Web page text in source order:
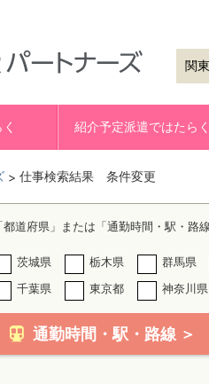
紹介予定派遣ではたらく
> 仕事検索結果 条件変更
都道府県」または「通勤時間・駅・路
茨城県 栃木県 群馬県
千葉県
東京都 神奈川県
通勤時間・駅・路線 ＞